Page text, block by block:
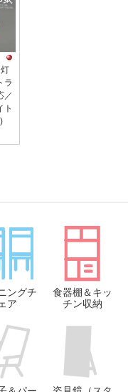
ラ
／
ト
ングチ
ェア
食器棚＆キッ
チン収納